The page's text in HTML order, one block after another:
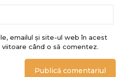
emailul și site-ul web în acest
când o să comentez.